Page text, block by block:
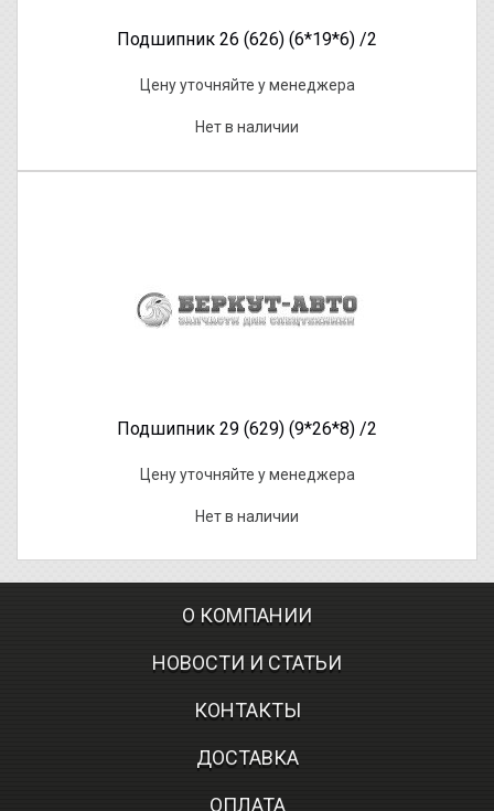
Подшипник 26 (626) (6*19*6) /2
Цену уточняйте у менеджера
Нет в наличии
Подшипник 29 (629) (9*26*8) /2
Цену уточняйте у менеджера
Нет в наличии
О КОМПАНИИ
НОВОСТИ И СТАТЬИ
КОНТАКТЫ
ДОСТАВКА
ОПЛАТА